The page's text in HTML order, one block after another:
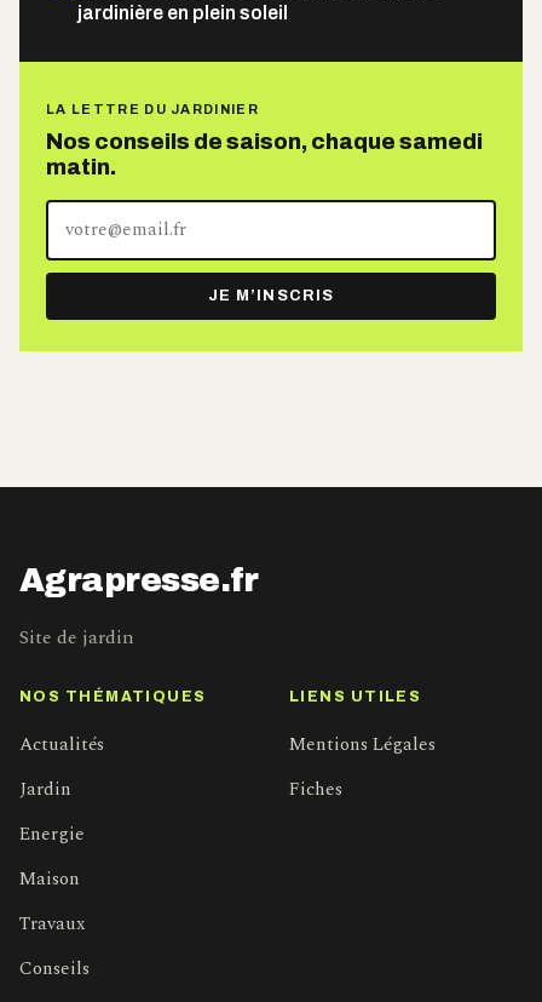
jardinière en plein soleil
LA LETTRE DU JARDINIER
Nos conseils de saison, chaque samedi
matin.
Votre
adresse
e-
mail
JE M’INSCRIS
Agrapresse.fr
Site de jardin
NOS THÉMATIQUES
Actualités
Jardin
Energie
Maison
Travaux
Conseils
LIENS UTILES
Mentions Légales
Fiches